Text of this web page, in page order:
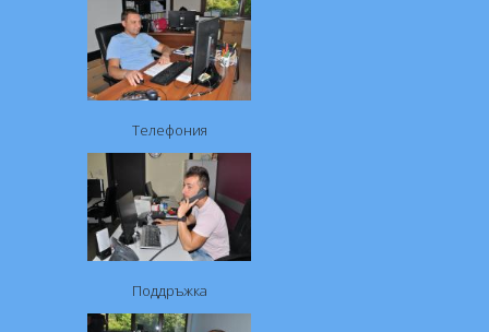
Телефония
Поддръжка